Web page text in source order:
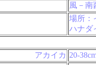
風－南
場所：
ハナダ
アカイカ 20-